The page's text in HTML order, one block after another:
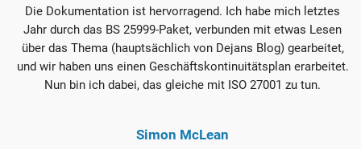
Die Dokumentation ist hervorragend. Ich habe mich letztes
Jahr durch das BS 25999-Paket, verbunden mit etwas Lesen
über das Thema (hauptsächlich von Dejans Blog) gearbeitet,
und wir haben uns einen Geschäftskontinuitätsplan erarbeitet.
Nun bin ich dabei, das gleiche mit ISO 27001 zu tun.
Simon McLean